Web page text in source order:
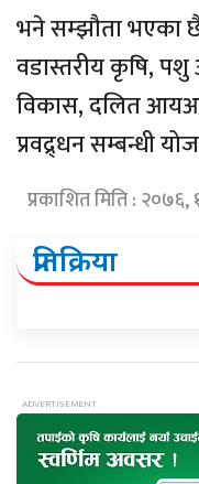
भने सम्झौता भएका
वडास्तरीय कृषि,
विकास, दलित
प्रवद्र्धन सम्बन्धी
प्रकाशित मिति :
प्रतिक्रिया